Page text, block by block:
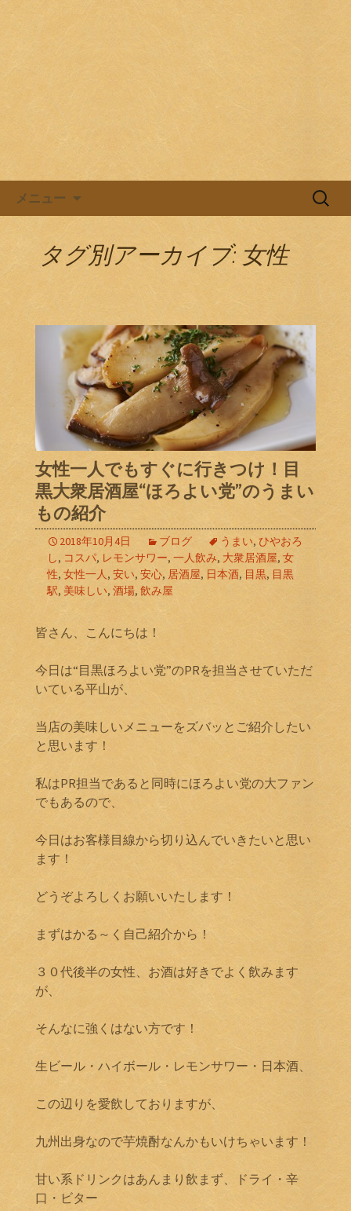
メニュー
検
タグ別アーカイブ: 女性
女性一人でもすぐに行きつけ！目
黒大衆居酒屋“ほろよい党”のうまい
もの紹介
2018年10月4日 ブログ うまい, ひやおろ
し, コスパ, レモンサワー, 一人飲み, 大衆居酒屋, 女
性, 女性一人, 安い, 安心, 居酒屋, 日本酒, 目黒, 目黒
駅, 美味しい, 酒場, 飲み屋
皆さん、こんにちは！
今日は“目黒ほろよい党”のPRを担当させていただ
いている平山が、
当店の美味しいメニューをズバッとご紹介したい
と思います！
私はPR担当であると同時にほろよい党の大ファン
でもあるので、
今日はお客様目線から切り込んでいきたいと思い
ます！
どうぞよろしくお願いいたします！
まずはかる～く自己紹介から！
３０代後半の女性、お酒は好きでよく飲みます
が、
そんなに強くはない方です！
生ビール・ハイボール・レモンサワー・日本酒、
この辺りを愛飲しておりますが、
九州出身なので芋焼酎なんかもいけちゃいます！
甘い系ドリンクはあんまり飲まず、ドライ・辛
口・ビター